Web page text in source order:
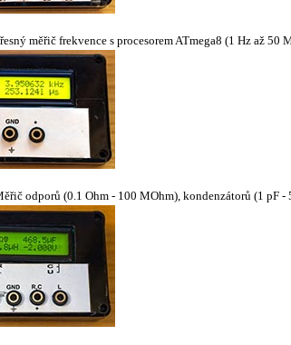
měřič frekvence s procesorem ATmega8 (1 Hz až 50
odporů (0.1 Ohm - 100 MOhm), kondenzátorů (1 pF -